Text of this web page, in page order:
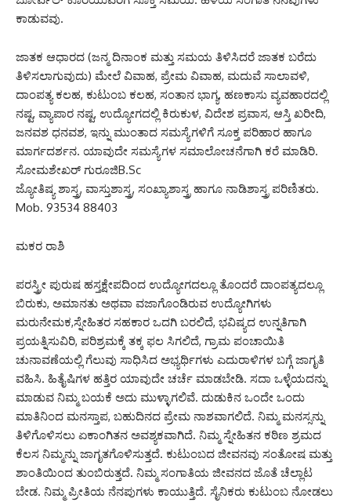
ಕಾಡುವವು.
ಜಾತಕ ಆಧಾರದ (ಜನ್ಮ ದಿನಾಂಕ ಮತ್ತು ಸಮಯ ತಿಳಿಸಿದರೆ ಜಾತಕ ಬರೆದು
ತಿಳಿಸಲಾಗುವುದು) ಮೇಲೆ ವಿವಾಹ, ಪ್ರೇಮ ವಿವಾಹ, ಮದುವೆ ಸಾಲಾವಳಿ,
ದಾಂಪತ್ಯ ಕಲಹ, ಕುಟುಂಬ ಕಲಹ, ಸಂತಾನ ಭಾಗ್ಯ, ಹಣಕಾಸು ವ್ಯವಹಾರದಲ್ಲಿ
ನಷ್ಟ, ವ್ಯಾಪಾರ ನಷ್ಟ, ಉದ್ಯೋಗದಲ್ಲಿ ಕಿರುಕುಳ, ವಿದೇಶ ಪ್ರವಾಸ, ಆಸ್ತಿ ಖರೀದಿ,
ಜನವಶ ಧನವಶ, ಇನ್ನು ಮುಂತಾದ ಸಮಸ್ಯೆಗಳಿಗೆ ಸೂಕ್ತ ಪರಿಹಾರ ಹಾಗೂ
ಮಾರ್ಗದರ್ಶನ. ಯಾವುದೇ ಸಮಸ್ಯೆಗಳ ಸಮಾಲೋಚನೆಗಾಗಿ ಕರೆ ಮಾಡಿರಿ.
ಸೋಮಶೇಖರ್ ಗುರೂಜಿB.Sc
ಜ್ಯೋತಿಷ್ಯ ಶಾಸ್ತ್ರ, ವಾಸ್ತುಶಾಸ್ತ್ರ, ಸಂಖ್ಯಾಶಾಸ್ತ್ರ ಹಾಗೂ ನಾಡಿಶಾಸ್ತ್ರ ಪರಿಣಿತರು.
Mob. 93534 88403
ಮಕರ ರಾಶಿ
ಪರಸ್ತ್ರೀ ಪುರುಷ ಹಸ್ತಕ್ಷೇಪದಿಂದ ಉದ್ಯೋಗದಲ್ಲೂ ತೊಂದರೆ ದಾಂಪತ್ಯದಲ್ಲೂ
ಬಿರುಕು, ಅಮಾನತು ಅಥವಾ ವಜಾಗೊಂಡಿರುವ ಉದ್ಯೋಗಿಗಳು
ಮರುನೇಮಕ,ಸ್ನೇಹಿತರ ಸಹಕಾರ ಒದಗಿ ಬರಲಿದೆ, ಭವಿಷ್ಯದ ಉನ್ನತಿಗಾಗಿ
ಪ್ರಯತ್ನಿಸುವಿರಿ, ಪರಿಶ್ರಮಕ್ಕೆ ತಕ್ಕ ಫಲ ಸಿಗಲಿದೆ, ಗ್ರಾಮ ಪಂಚಾಯಿತಿ
ಚುನಾವಣೆಯಲ್ಲಿ ಗೆಲುವು ಸಾಧಿಸಿದ ಅಭ್ಯರ್ಥಿಗಳು ಎದುರಾಳಿಗಳ ಬಗ್ಗೆ ಜಾಗೃತಿ
ವಹಿಸಿ. ಹಿತೈಷಿಗಳ ಹತ್ತಿರ ಯಾವುದೇ ಚರ್ಚೆ ಮಾಡಬೇಡಿ. ಸದಾ ಒಳ್ಳೆಯದನ್ನು
ಮಾಡುವ ನಿಮ್ಮ ಬಯಕೆ ಅದು ಮುಳ್ಳಾಗಲಿವೆ. ದುಡುಕಿನ ಒಂದೇ ಒಂದು
ಮಾತಿನಿಂದ ಮನಸ್ತಾಪ, ಬಹುದಿನದ ಪ್ರೇಮ ನಾಶವಾಗಲಿದೆ. ನಿಮ್ಮ ಮನಸ್ಸನ್ನು
ತಿಳಿಗೊಳಿಸಲು ಏಕಾಂಗಿತನ ಅವಶ್ಯಕವಾಗಿದೆ. ನಿಮ್ಮ ಸ್ನೇಹಿತನ ಕಠಿಣ ಶ್ರಮದ
ಕೆಲಸ ನಿಮ್ಮನ್ನು ಜಾಗೃತಗೊಳಿಸುತ್ತದೆ. ಕುಟುಂಬದ ಜೀವನವು ಸಂತೋಷ ಮತ್ತು
ಶಾಂತಿಯಿಂದ ತುಂಬಿರುತ್ತದೆ. ನಿಮ್ಮ ಸಂಗಾತಿಯ ಜೀವನದ ಜೊತೆ ಚೆಲ್ಲಾಟ
ಬೇಡ. ನಿಮ್ಮ ಪ್ರೀತಿಯ ನೆನಪುಗಳು ಕಾಯುತ್ತಿದೆ. ಸೈನಿಕರು ಕುಟುಂಬ ನೋಡಲು